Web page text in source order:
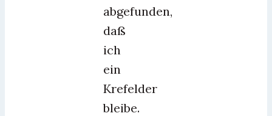
abgefunden,
daß
ich
ein
Krefelder
bleibe.